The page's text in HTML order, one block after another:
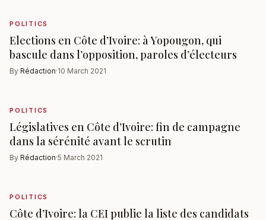
POLITICS
Elections en Côte d’Ivoire: à Yopougon, qui
bascule dans l’opposition, paroles d’électeurs
By Rédaction·10 March 2021
POLITICS
Législatives en Côte d’Ivoire: fin de campagne
dans la sérénité avant le scrutin
By Rédaction·5 March 2021
POLITICS
Côte d’Ivoire: la CEI publie la liste des candidats